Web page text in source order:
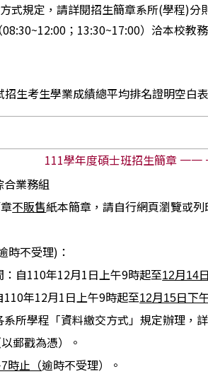
式規定，請詳閱招生簡章系所(學程)分
；13:30~17:00）洽本校教
生考生學業成績總平均排名證明空白
111學年度碩士班招生簡章 一一
合業務組
不販售紙本簡章，請自行網頁瀏覽或
時不受理)：
：自110年12月1日上午9時起至12月14
110年12月1日上午9時起至12月15日下
系所學程「資料繳交方式」規定辦理，
郵戳為憑）。
時止（逾時不受理）。